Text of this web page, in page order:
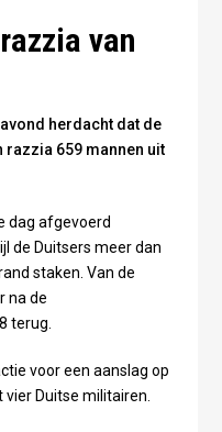
van
herdacht dat de
razzia 659 mannen uit
dag afgevoerd
de Duitsers meer dan
staken. Van de
na de
terug.
voor een aanslag op
Duitse militairen.